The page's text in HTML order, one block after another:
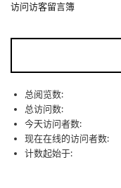
访问访客留言簿
总阅览数:
总访问数:
今天访问者数:
现在在线的访问者数:
计数起始于: